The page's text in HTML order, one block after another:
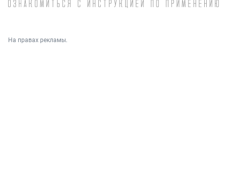
На правах рекламы.